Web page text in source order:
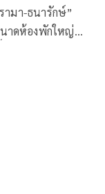
ามา-ธนารักษ์”
าดห้องพักใหญ่